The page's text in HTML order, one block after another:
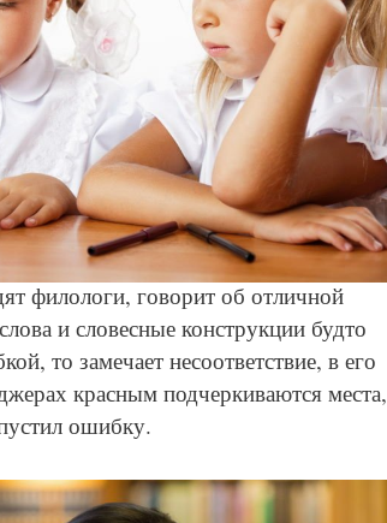
филологи, говорит об отличной
и словесные конструкции будто
то замечает несоответствие, в его
красным подчеркиваются места,
ошибку.